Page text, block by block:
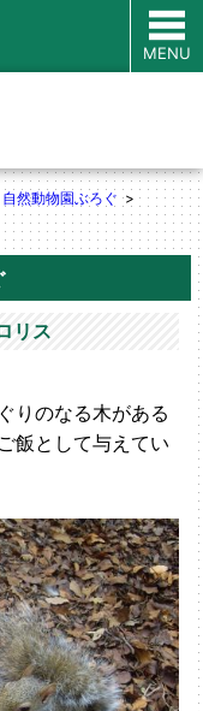
MENU
自然動物園ぶろぐ
リス
りのなる木がある
飯として与えてい